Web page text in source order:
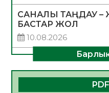
САНАЛЫ ТАҢДАУ
БАСТАР ЖОЛ
10.08.2026
ҚҰРЫЛТАЙ